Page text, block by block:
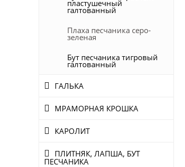
пластушечный
галтованный
Плаха песчаника серо-
зеленая
Бут песчаника тигровый
галтованный
ГАЛЬКА
МРАМОРНАЯ КРОШКА
КАРОЛИТ
ПЛИТНЯК, ЛАПША, БУТ
ПЕСЧАНИКА